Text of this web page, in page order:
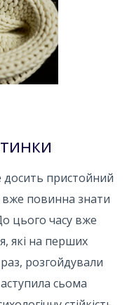
досить пристойний
вже повинна знати
цього часу вже
які на перших
розгойдували
сьома